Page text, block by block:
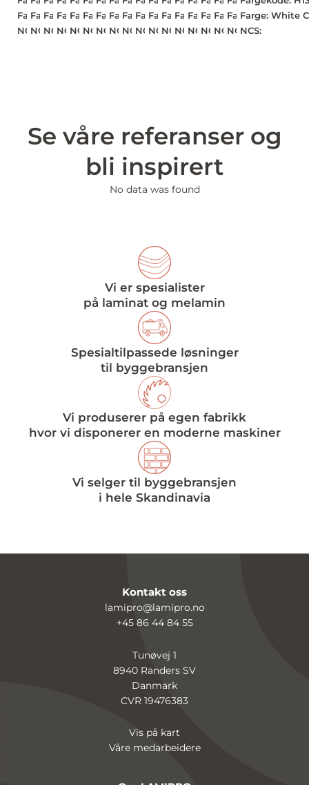
Farge: Brown Halifax Oak
NCS:
Farge: Sepia Gladstone Oak
NCS:
Farge: Natural Eucalyptus
NCS:
Farge: Brown Abano Ash
NCS:
Farge: Reed Green
NCS:
Farge: Stone Green
NCS:
Farge: Deep Blue
NCS:
Farge: Garnet Red
NCS:
Farge: Dark Berry
NCS:
Farge: Indigo Blue
NCS:
Farge: Caramel Beige
NCS:
Farge: Brown Terra
NCS:
Farge: Natural Casella Oak
NCS:
Farge: Sand Casella Oa
NCS:
Farge: Marone Casella
NCS:
Farge: Brown
NCS:
Farge: Light
NCS:
Farge: White
NCS:
Se våre referanser og
bli inspirert
No data was found
Vi er spesialister
på laminat og melamin
Spesialtilpassede løsninger
til byggebransjen
Vi produserer på egen fabrikk
hvor vi disponerer en moderne maskiner
Vi selger til byggebransjen
i hele Skandinavia
Kontakt oss
lamipro@lamipro.no
+45 86 44 84 55
Tunøvej 1
8940 Randers SV
Danmark
CVR 19476383
Vis på kart
Våre medarbeidere